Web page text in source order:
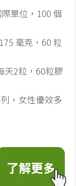
單位，100 個
毫克，60 粒
天2粒，60粒膠
，女性優效多